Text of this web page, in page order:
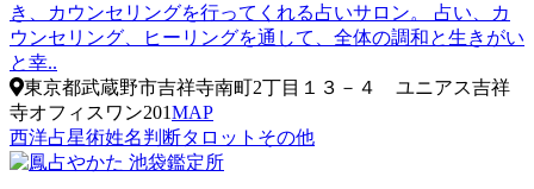
き、カウンセリングを行ってくれる占いサロン。 占い、カ
ウンセリング、ヒーリングを通して、全体の調和と生きがい
と幸..
東京都武蔵野市吉祥寺南町2丁目１３－４ ユニアス吉祥
寺オフィスワン201MAP
西洋占星術姓名判断タロット その他